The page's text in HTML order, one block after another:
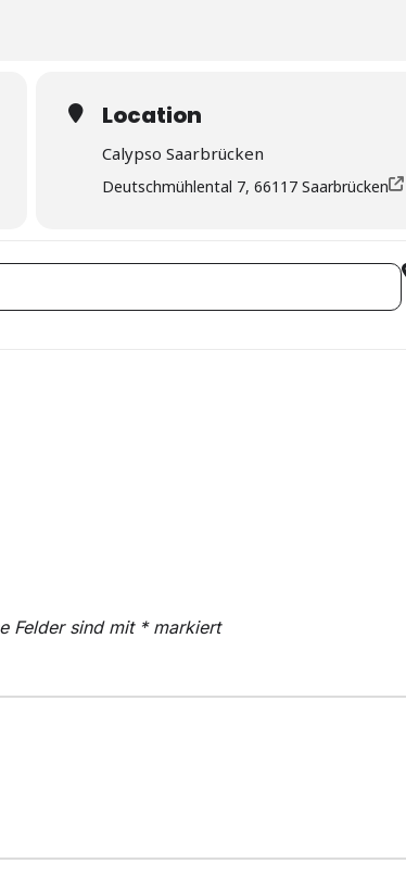
Location
Calypso Saarbrücken
Deutschmühlental 7, 66117 Saarbrücken
Felder sind mit *markiert